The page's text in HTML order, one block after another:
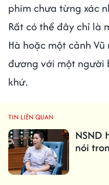
phim chưa từng xác
Rất có thể đây chỉ là
Hà hoặc một cảnh
đương với một người
khứ.
TIN LIÊN QUAN
NSND
nói